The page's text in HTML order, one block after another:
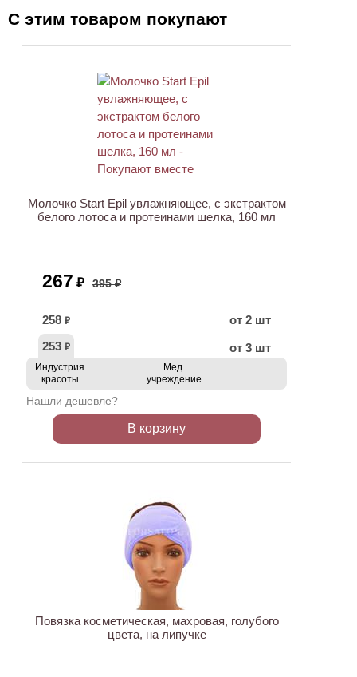
С этим товаром покупают
Молочко Start Epil увлажняющее, с экстрактом
белого лотоса и протеинами шелка, 160 мл
267 ₽ 395 ₽
258 ₽
от 2 шт
253 ₽ от 3 шт
Индустрия
красоты
Мед.
учреждение
Нашли дешевле?
В корзину
Повязка косметическая, махровая, голубого
цвета, на липучке